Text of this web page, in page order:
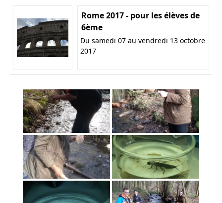
Rome 2017 - pour les élèves de
6ème
Du samedi 07 au vendredi 13 octobre
2017